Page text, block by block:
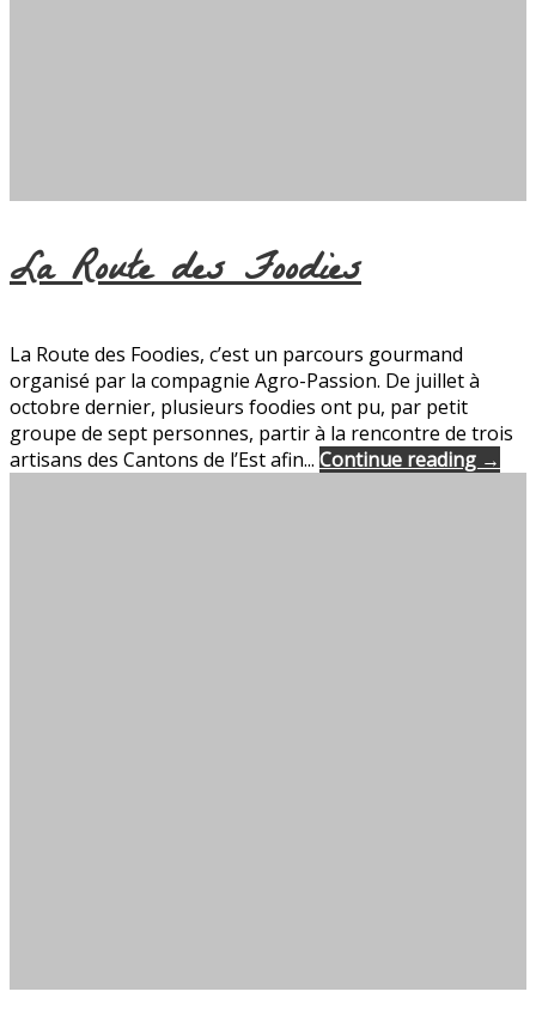
La Route des Foodies
La Route des Foodies, c’est un parcours gourmand
organisé par la compagnie Agro-Passion. De juillet à
octobre dernier, plusieurs foodies ont pu, par petit
groupe de sept personnes, partir à la rencontre de trois
artisans des Cantons de l’Est afin... Continue reading →